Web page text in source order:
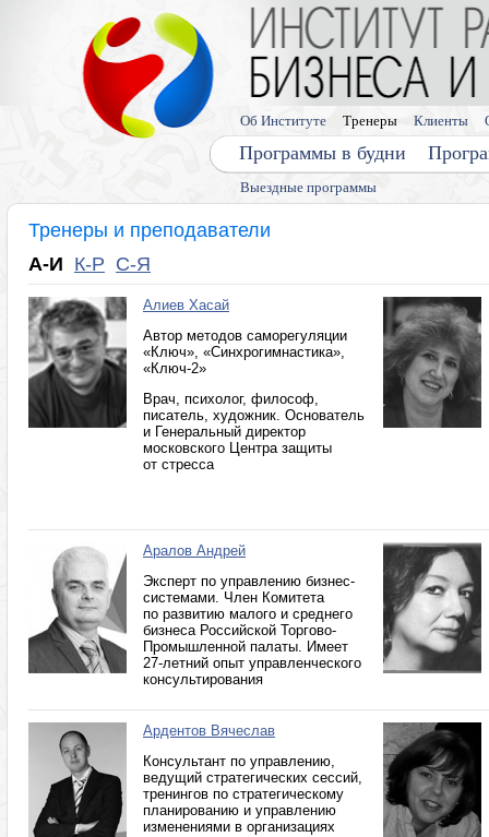
Выездные программы
Программы в будни
Об Институте Тренеры Клиенты
Тренеры и преподаватели
А-И К-Р С-Я
Алиев Хасай
Автор методов саморегуляции
«Ключ», «Синхрогимнастика»,
«Ключ-2»
Врач, психолог, философ,
писатель, художник. Основатель
и Генеральный директор
московского Центра защиты
от стресса
Аралов Андрей
Эксперт по управлению бизнес-
системами. Член Комитета
по развитию малого и среднего
бизнеса Российской Торгово-
Промышленной палаты. Имеет
27-летний опыт управленческого
консультирования
Ардентов Вячеслав
Консультант по управлению,
ведущий стратегических сессий,
тренингов по стратегическому
планированию и управлению
изменениями в организациях